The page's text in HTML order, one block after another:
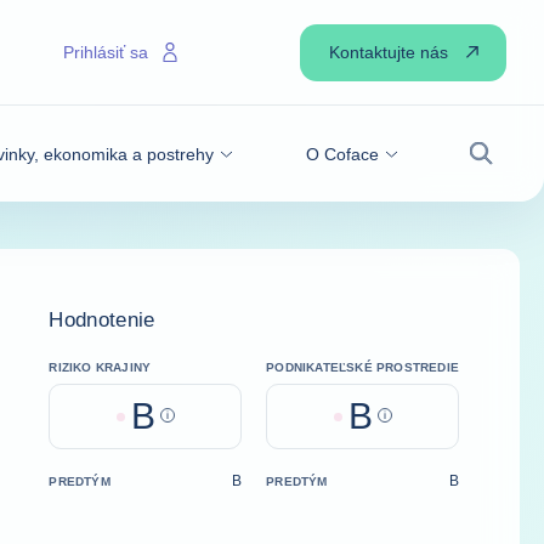
ekonomika a postrehy O Coface
Prihlásiť sa Kontaktujte nás
Hodnotenie
RIZIKO KRAJINY
B Help
PODNIKATEĽSKÉ PROSTREDIE
B Help
PREDTÝM B PREDTÝM B